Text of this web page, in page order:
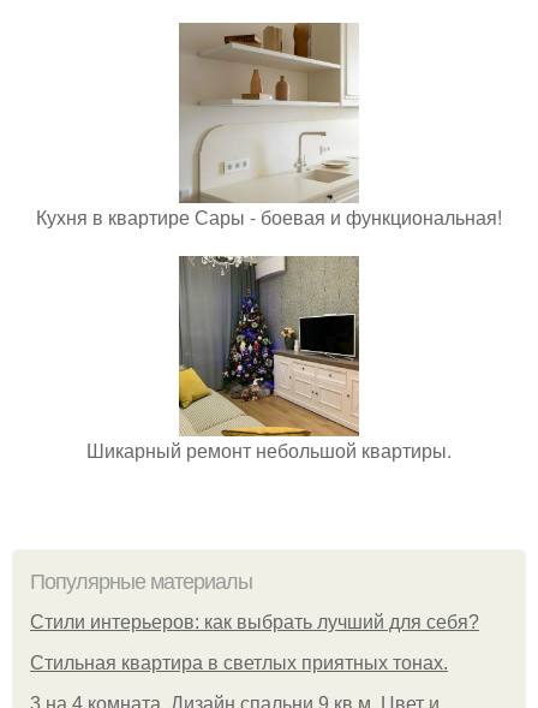
Кухня в квартире Сары - боевая и функциональная!
Шикарный ремонт небольшой квартиры.
Популярные материалы
Стили интерьеров: как выбрать лучший для себя?
Стильная квартира в светлых приятных тонах.